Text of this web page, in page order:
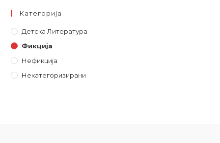
Категорија
Детска Литературa
Фикција
Нефикција
Некатегоризирани